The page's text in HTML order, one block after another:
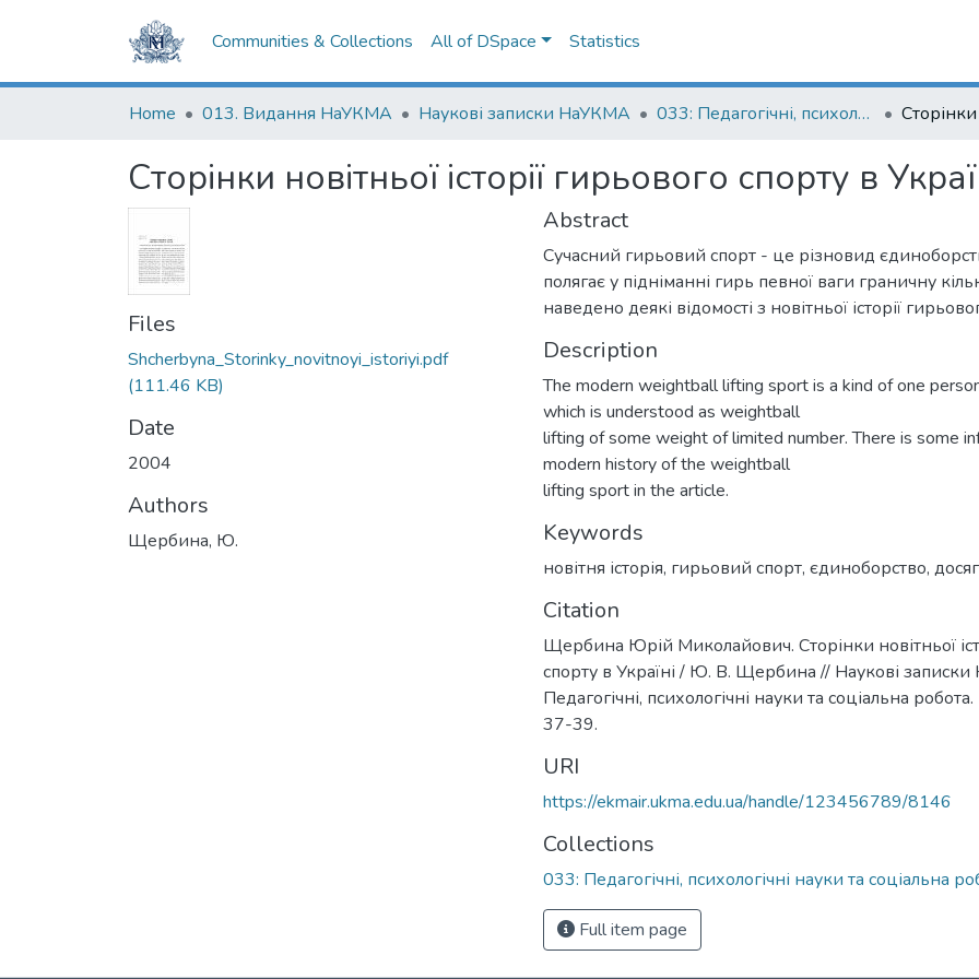
Communities & Collections All of DSpace Statistics
Home 013. Видання НаУКМА Наукові записки НаУКМА 033: Педагогічні, психологічні науки та соціальна робота
Сторінки новітньої історії гирьового спорту в
Files
Shcherbyna_Storinky_novitnoyi_istoriyi.pdf
(111.46 KB)
Date
2004
Authors
Щербина, Ю.
Abstract
Сучасний гирьовий спорт - це різновид
полягає у підніманні гирь певної ваги граничну
наведено деякі відомості з новітньої історії
Description
The modern weightball lifting sport is a kind of one
which is understood as weightball
lifting of some weight of limited number. There is some
modern history of the weightball
lifting sport in the article.
Keywords
новітня історія, гирьовий спорт, єдиноборство,
Citation
Щербина Юрій Миколайович. Сторінки новітньої
спорту в Україні / Ю. В. Щербина // Наукові
Педагогічні, психологічні науки та соціальна
37-39.
URI
https://ekmair.ukma.edu.ua/handle/123456789/8146
Collections
033: Педагогічні, психологічні науки та соціальна
Full item page